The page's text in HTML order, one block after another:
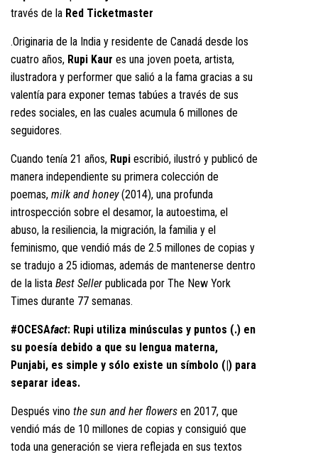
través de la Red Ticketmaster
.Originaria de la India y residente de Canadá desde los
cuatro años, Rupi Kaur es una joven poeta, artista,
ilustradora y performer que salió a la fama gracias a su
valentía para exponer temas tabúes a través de sus
redes sociales, en las cuales acumula 6 millones de
seguidores.
Cuando tenía 21 años, Rupi escribió, ilustró y publicó de
manera independiente su primera colección de
poemas, milk and honey(2014), una profunda
introspección sobre el desamor, la autoestima, el
abuso, la resiliencia, la migración, la familia y el
feminismo, que vendió más de 2.5 millones de copias y
se tradujo a 25 idiomas, además de mantenerse dentro
de la lista Best Seller publicada por The New York
Times durante 77 semanas.
#OCESAfact: Rupi utiliza minúsculas y puntos (.) en
su poesía debido a que su lengua materna,
Punjabi, es simple y sólo existe un símbolo (|) para
separar ideas.
Después vino the sun and her flowers en 2017, que
vendió más de 10 millones de copias y consiguió que
toda una generación se viera reflejada en sus textos